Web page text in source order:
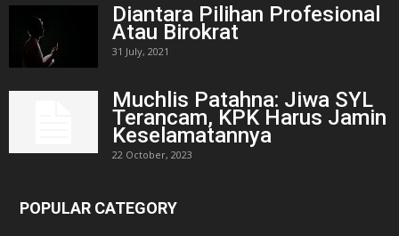
Diantara Pilihan Profesional
Atau Birokrat
31 July, 2021
Muchlis Patahna: Jiwa SYL
Terancam, KPK Harus Jamin
Keselamatannya
22 October, 2023
POPULAR CATEGORY